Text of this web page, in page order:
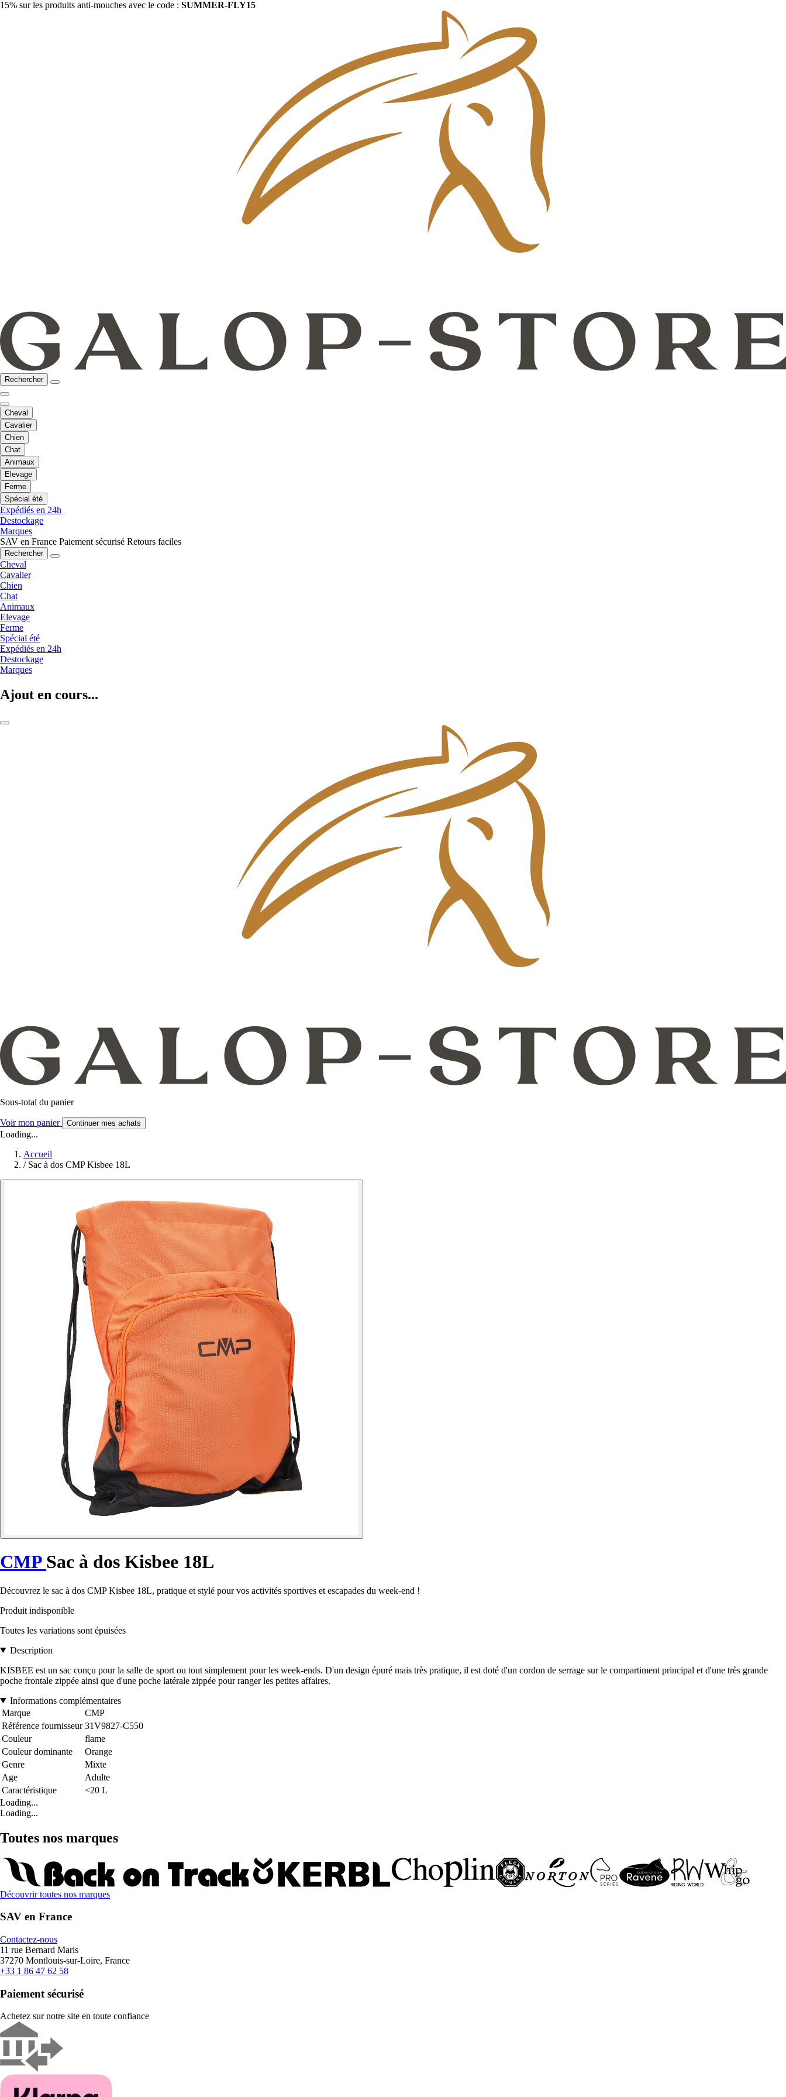
15% sur les produits anti-mouches avec le code : SUMMER-FLY15
Rechercher
Cheval
Cavalier
Chien
Chat
Animaux
Elevage
Ferme
Spécial été
Expédiés en 24h
Destockage
Marques
SAV en France Paiement sécurisé Retours faciles
Rechercher
Cheval
Cavalier
Chien
Chat
Animaux
Elevage
Ferme
Spécial été
Expédiés en 24h
Destockage
Marques
Ajout en cours...
Sous-total du panier
Voir mon panier Continuer mes achats
Loading...
Accueil
/ Sac à dos CMP Kisbee 18L
CMP Sac à dos Kisbee 18L
Découvrez le sac à dos CMP Kisbee 18L, pratique et stylé pour vos activités sportives et escapades du week-end !
Produit indisponible
Toutes les variations sont épuisées
Description
KISBEE est un sac conçu pour la salle de sport ou tout simplement pour les week-ends. D'un design épuré mais très pratique, il est doté d'un cordon de serrage sur le compartiment principal et d'une très grande
poche frontale zippée ainsi que d'une poche latérale zippée pour ranger les petites affaires.
Informations complémentaires
Marque
CMP
Référence fournisseur 31V9827-C550
Couleur
flame
Couleur dominante
Orange
Genre
Mixte
Age
Adulte
Caractéristique
<20 L
Loading...
Loading...
Toutes nos marques
Découvrir toutes nos marques
SAV en France
Contactez-nous
11 rue Bernard Maris
37270 Montlouis-sur-Loire, France
+33 1 86 47 62 58
Paiement sécurisé
Achetez sur notre site en toute confiance